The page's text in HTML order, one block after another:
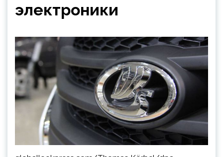
электроники